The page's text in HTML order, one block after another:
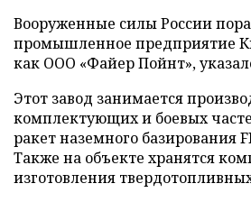
Вооруженные силы России
промышленное предприятие
как ООО «Файер Пойнт»,
Этот завод занимается
комплектующих и боевых
ракет наземного базирования
Также на объекте хранятся
изготовления